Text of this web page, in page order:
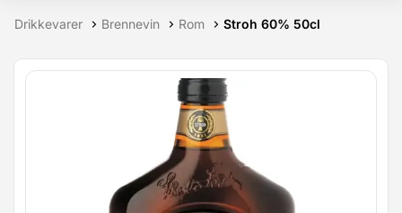
Drikkevarer Brennevin Rom Stroh 60% 50cl